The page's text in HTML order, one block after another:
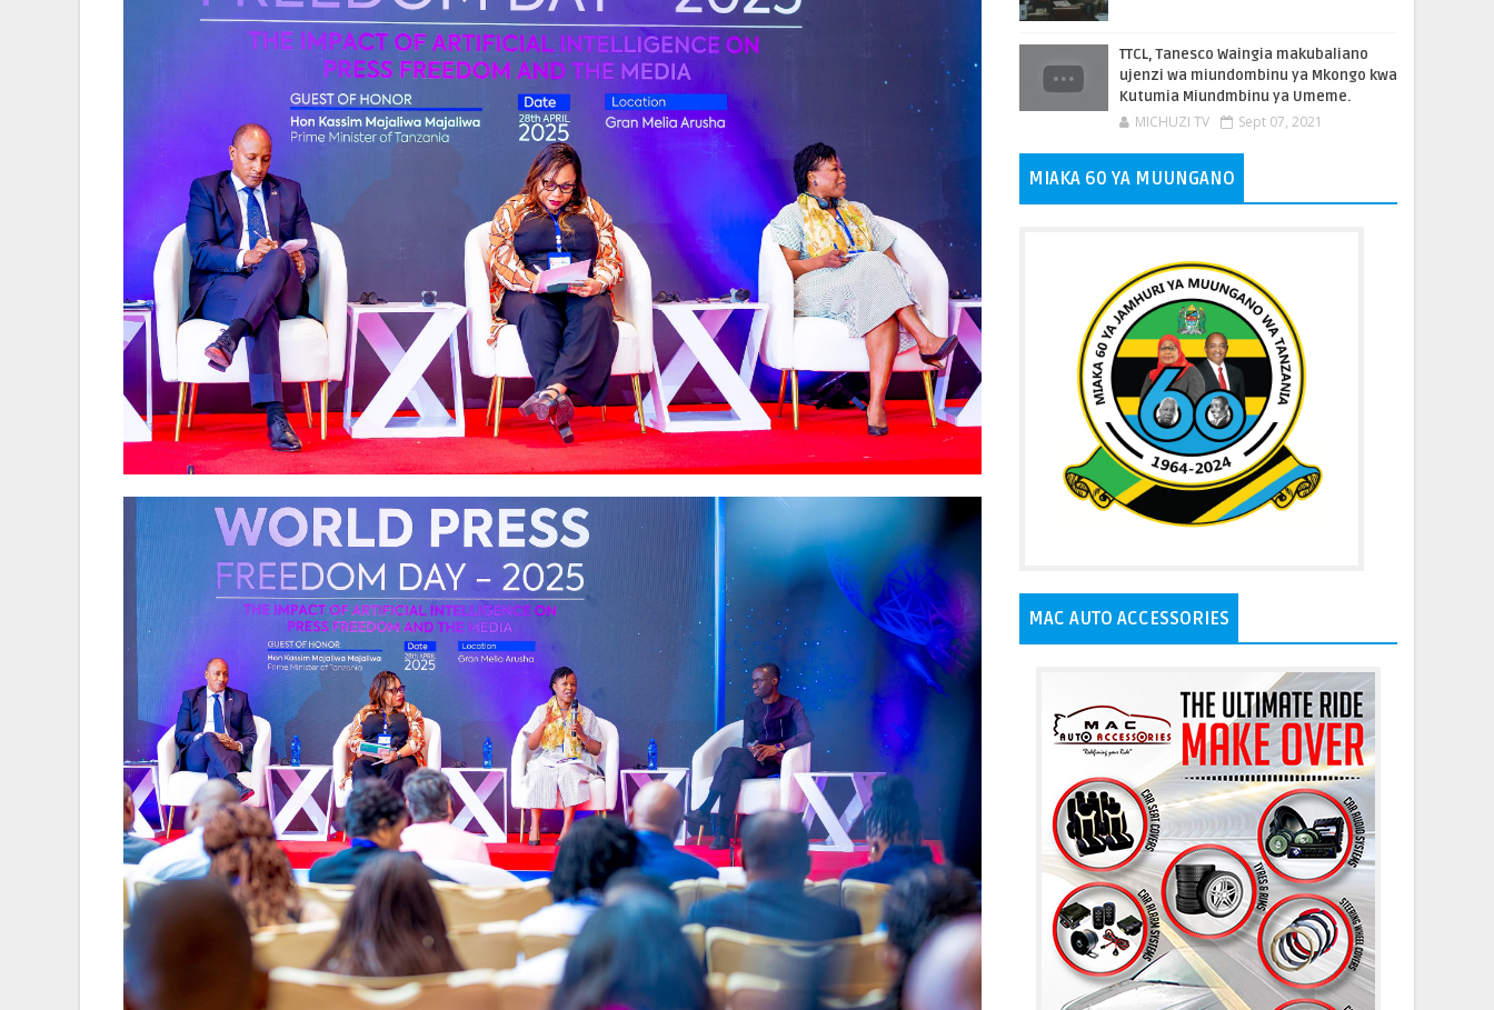
TTCL, Tanesco Waingia makubaliano
ujenzi wa miundombinu ya Mkongo kwa
Kutumia Miundmbinu ya Umeme.
MICHUZI TV Sept 07, 2021
MIAKA 60 YA MUUNGANO
MAC AUTO ACCESSORIES